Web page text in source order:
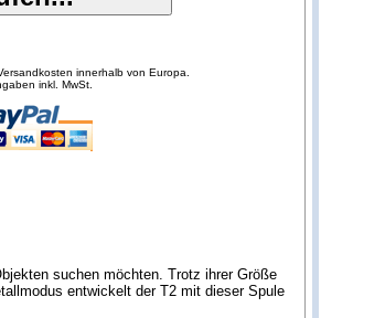
innerhalb von Europa.
inkl. MwSt.
suchen möchten. Trotz ihrer Größe
entwickelt der T2 mit dieser Spule